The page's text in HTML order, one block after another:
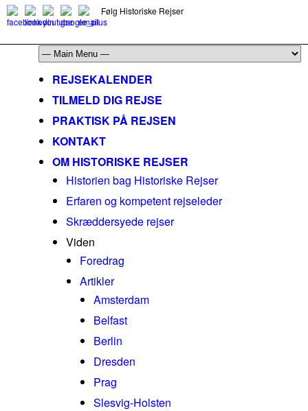
Følg Historiske Rejser
REJSEKALENDER
TILMELD DIG REJSE
PRAKTISK PÅ REJSEN
KONTAKT
OM HISTORISKE REJSER
Historien bag Historiske Rejser
Erfaren og kompetent rejseleder
Skræddersyede rejser
Viden
Foredrag
Artikler
Amsterdam
Belfast
Berlin
Dresden
Prag
Slesvig-Holsten